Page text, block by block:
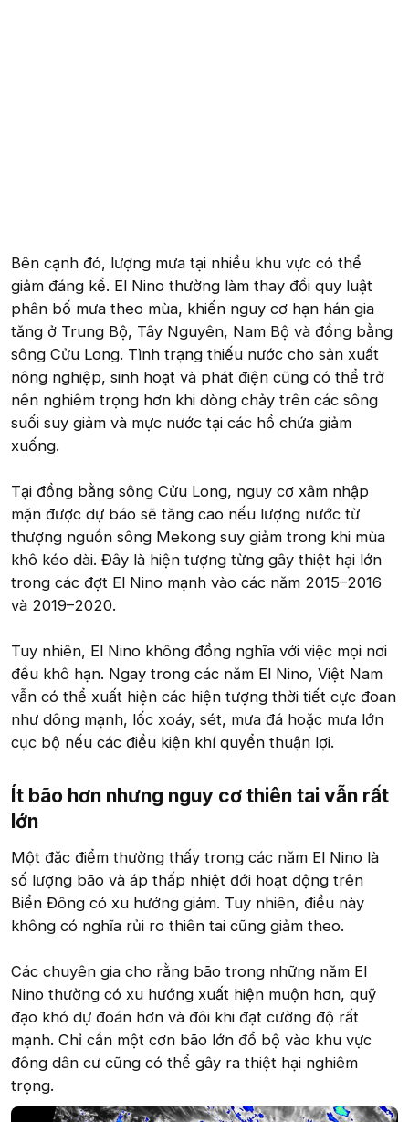
Bên cạnh đó, lượng mưa tại nhiều khu vực có thể
giảm đáng kể. El Nino thường làm thay đổi quy luật
phân bố mưa theo mùa, khiến nguy cơ hạn hán gia
tăng ở Trung Bộ, Tây Nguyên, Nam Bộ và đồng bằng
sông Cửu Long. Tình trạng thiếu nước cho sản xuất
nông nghiệp, sinh hoạt và phát điện cũng có thể trở
nên nghiêm trọng hơn khi dòng chảy trên các sông
suối suy giảm và mực nước tại các hồ chứa giảm
xuống.
Tại đồng bằng sông Cửu Long, nguy cơ xâm nhập
mặn được dự báo sẽ tăng cao nếu lượng nước từ
thượng nguồn sông Mekong suy giảm trong khi mùa
khô kéo dài. Đây là hiện tượng từng gây thiệt hại lớn
trong các đợt El Nino mạnh vào các năm 2015–2016
và 2019–2020.
Tuy nhiên, El Nino không đồng nghĩa với việc mọi nơi
đều khô hạn. Ngay trong các năm El Nino, Việt Nam
vẫn có thể xuất hiện các hiện tượng thời tiết cực đoan
như dông mạnh, lốc xoáy, sét, mưa đá hoặc mưa lớn
cục bộ nếu các điều kiện khí quyển thuận lợi.
Ít bão hơn nhưng nguy cơ thiên tai vẫn rất
lớn​
Một đặc điểm thường thấy trong các năm El Nino là
số lượng bão và áp thấp nhiệt đới hoạt động trên
Biển Đông có xu hướng giảm. Tuy nhiên, điều này
không có nghĩa rủi ro thiên tai cũng giảm theo.
Các chuyên gia cho rằng bão trong những năm El
Nino thường có xu hướng xuất hiện muộn hơn, quỹ
đạo khó dự đoán hơn và đôi khi đạt cường độ rất
mạnh. Chỉ cần một cơn bão lớn đổ bộ vào khu vực
đông dân cư cũng có thể gây ra thiệt hại nghiêm
trọng.